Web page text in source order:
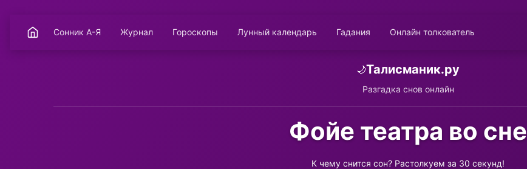
Сонник А-Я Журнал Гороскопы Лунный календарь Гадания Онлайн толкователь
🌙Талисманик.ру
Разгадка снов онлайн
Фойе театра во сне
К чему снится сон? Растолкуем за 30 секунд!